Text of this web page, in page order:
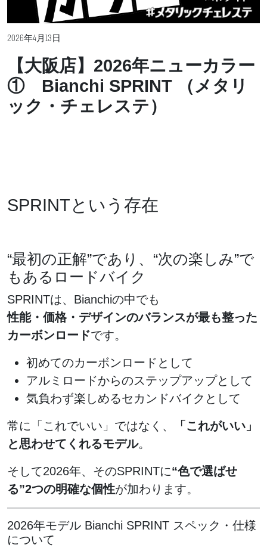
2026年4月13日
【大阪店】2026年ニューカラー
① Bianchi SPRINT （メタリ
ック・チェレステ）
SPRINTという存在
“最初の正解”であり、“次の楽しみ”で
もあるロードバイク
SPRINTは、Bianchiの中でも
性能・価格・デザインのバランスが最も整った
カーボンロードです。
初めてのカーボンロードとして
アルミロードからのステップアップとして
気負わず楽しめるセカンドバイクとして
常に「これでいい」ではなく、
「これがいい」
と思わせてくれるモデル。
そして2026年、そのSPRINTに“色で選ばせ
る”2つの明確な個性が加わります。
2026年モデル Bianchi SPRINT スペック・仕様
について